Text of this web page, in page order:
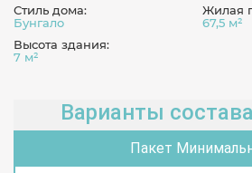
Стиль дома:
Бунгало
Жилая
67,5 м²
Высота здания:
7 м²
Варианты
Пакет